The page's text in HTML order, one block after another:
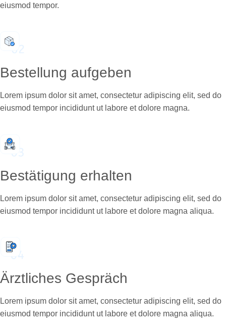
eiusmod tempor.
Bestellung aufgeben
Lorem ipsum dolor sit amet, consectetur adipiscing elit, sed do
eiusmod tempor incididunt ut labore et dolore magna.
Bestätigung erhalten
Lorem ipsum dolor sit amet, consectetur adipiscing elit, sed do
eiusmod tempor incididunt ut labore et dolore magna aliqua.
Ärztliches Gespräch
Lorem ipsum dolor sit amet, consectetur adipiscing elit, sed do
eiusmod tempor incididunt ut labore et dolore magna aliqua.